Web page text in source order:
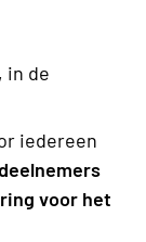
in de
iedereen
voor het